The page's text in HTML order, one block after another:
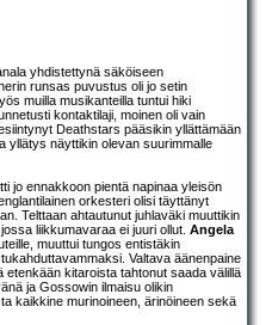
yhdistettynä säköiseen
runsas puvustus oli jo setin
muilla musikanteilla tuntui hiki
kontaktilaji, moinen oli vain
Deathstars pääsikin yllättämään
yllätys näyttikin olevan suurimmalle
jo ennakkoon pientä napinaa yleisön
orkesteri olisi täyttänyt
Telttaan ahtautunut juhlaväki muuttikin
liikkumavaraa ei juuri ollut. Angela
muuttui tungos entistäkin
Valtava äänenpaine
kitaroista tahtonut saada välillä
ja Gossowin ilmaisu olikin
kaikkine murinoineen, ärinöineen sekä